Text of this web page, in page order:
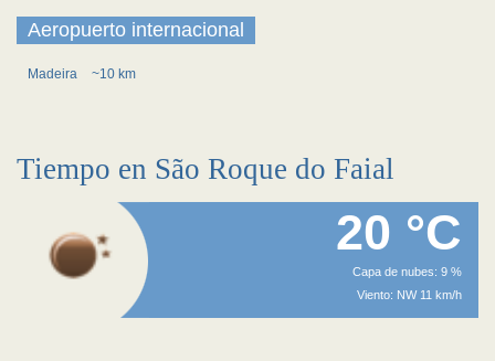
Aeropuerto internacional
Madeira ~10 km
Tiempo en São Roque do Faial
20 °C
Capa de nubes: 9 %
Viento: NW 11 km/h